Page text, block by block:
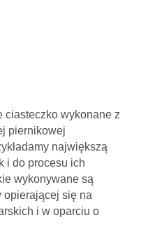
ciasteczko wykonane z
piernikowej
największą
i do procesu ich
wykonywane są
opierającej się na
i w oparciu o